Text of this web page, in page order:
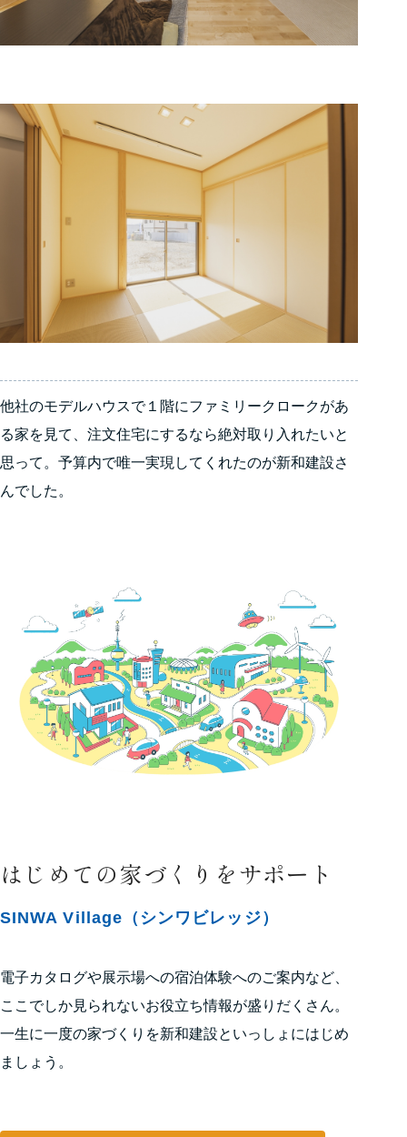
他社のモデルハウスで１階にファミリークロークがあ
る家を見て、注文住宅にするなら絶対取り入れたいと
思って。予算内で唯一実現してくれたのが新和建設さ
んでした。
はじめての家づくりをサポート
SINWA Village（シンワビレッジ）
電子カタログや展示場への宿泊体験へのご案内など、
ここでしか見られないお役立ち情報が盛りだくさん。
一生に一度の家づくりを新和建設といっしょにはじめ
ましょう。